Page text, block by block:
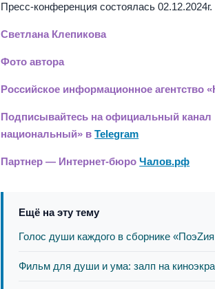
Пресс-конференция состоялась 02.12.2024г.
Светлана Клепикова
Фото автора
Российское информационное агентство
Подписывайтесь на официальный
национальный» вTelegram
Партнер — Интернет-бюроЧалов.рф
Ещё на эту тему
Голос души каждого в сборнике
Фильм для души и ума: залп на